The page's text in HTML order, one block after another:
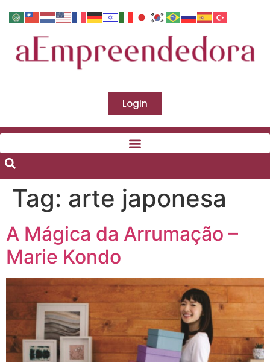
Login
Tag: arte japonesa
A Mágica da Arrumação –
Marie Kondo